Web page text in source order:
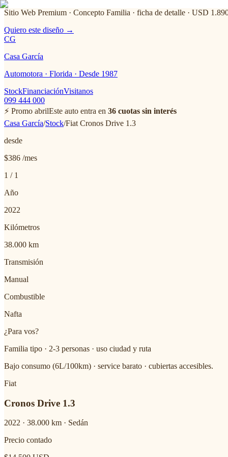
Sitio Web Premium · Concepto Familia · ficha de detalle · USD
Quiero este diseño →
CG
Casa García
Automotora · Florida · Desde 1987
StockFinanciaciónVisitanos
099 444 000
⚡ Promo abrilEste auto entra en 36 cuotas sin interés
Casa García/Stock/Fiat Cronos Drive 1.3
desde
$386 /mes
1 / 1
Año
2022
Kilómetros
38.000 km
Transmisión
Manual
Combustible
Nafta
¿Para vos?
Familia tipo · 2-3 personas · uso ciudad y ruta
Bajo consumo (6L/100km) · service barato · cubiertas accesibles.
Fiat
Cronos Drive 1.3
2022 · 38.000 km · Sedán
Precio contado